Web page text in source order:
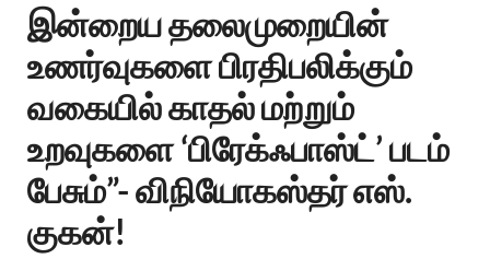
இன்றைய தலைமுறையின்
உணர்வுகளை பிரதிபலிக்கும்
வகையில் காதல் மற்றும்
உறவுகளை ‘பிரேக்ஃபாஸ்ட்’ படம்
பேசும்”- விநியோகஸ்தர் எஸ்.
குகன்!